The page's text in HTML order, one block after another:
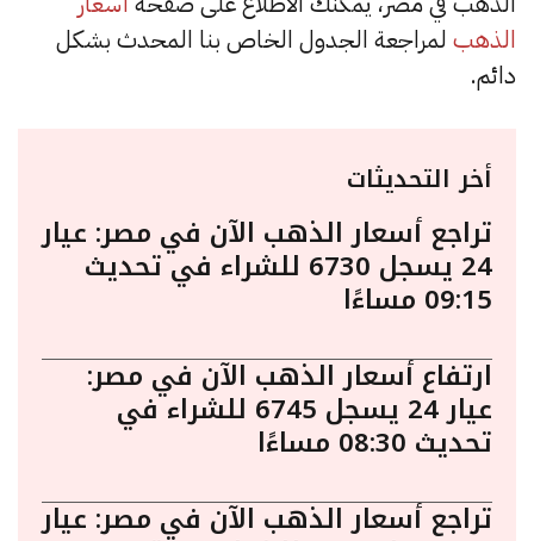
الذهب لمراجعة الجدول الخاص بنا المحدث بشكل
دائم.
أخر التحديثات
تراجع أسعار الذهب الآن في مصر: عيار
24 يسجل 6730 للشراء في تحديث
09:15 مساءًا
ارتفاع أسعار الذهب الآن في مصر:
عيار 24 يسجل 6745 للشراء في
تحديث 08:30 مساءًا
تراجع أسعار الذهب الآن في مصر: عيار